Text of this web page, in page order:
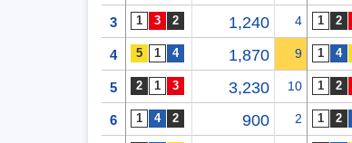
3 1,240 4
4 1,870 9
5 3,230 10
6 900 2